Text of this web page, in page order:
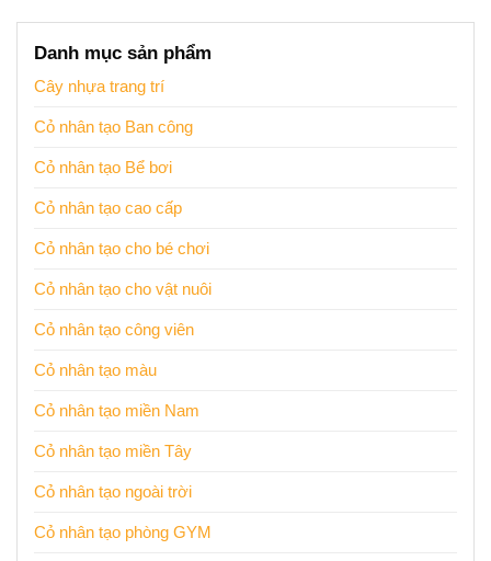
Danh mục sản phẩm
Cây nhựa trang trí
Cỏ nhân tạo Ban công
Cỏ nhân tạo Bể bơi
Cỏ nhân tạo cao cấp
Cỏ nhân tạo cho bé chơi
Cỏ nhân tạo cho vật nuôi
Cỏ nhân tạo công viên
Cỏ nhân tạo màu
Cỏ nhân tạo miền Nam
Cỏ nhân tạo miền Tây
Cỏ nhân tạo ngoài trời
Cỏ nhân tạo phòng GYM